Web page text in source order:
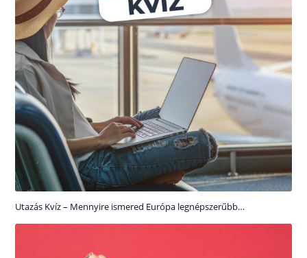
Utazás Kvíz – Mennyire ismered Európa legnépszerűbb…